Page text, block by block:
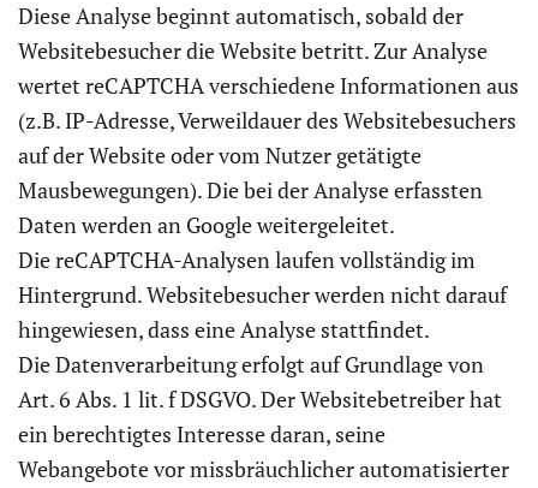
Diese Analyse beginnt automatisch, sobald der
Websitebesucher die Website betritt. Zur Analyse
wertet reCAPTCHA verschiedene Informationen aus
(z.B. IP-Adresse, Verweildauer des Websitebesuchers
auf der Website oder vom Nutzer getätigte
Mausbewegungen). Die bei der Analyse erfassten
Daten werden an Google weitergeleitet.
Die reCAPTCHA-Analysen laufen vollständig im
Hintergrund. Websitebesucher werden nicht darauf
hingewiesen, dass eine Analyse stattfindet.
Die Datenverarbeitung erfolgt auf Grundlage von
Art. 6 Abs. 1 lit. f DSGVO. Der Websitebetreiber hat
ein berechtigtes Interesse daran, seine
Webangebote vor missbräuchlicher automatisierter